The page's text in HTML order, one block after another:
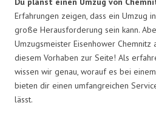
Erfahrungen zeigen, dass ein Umzug
große Herausforderung sein kann.
Umzugsmeister Eisenhower Chemnitz
diesem Vorhaben zur Seite! Als
wissen wir genau, worauf es bei
bieten dir einen umfangreichen
lässt.